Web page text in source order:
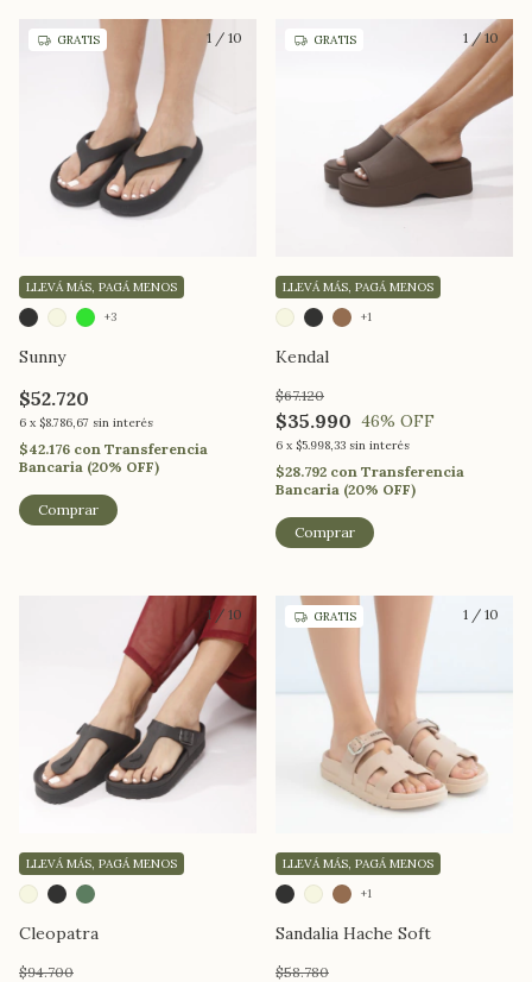
1 / 10
GRATIS
Sunny
$52.720
6 x $8.786,67 sin interés
LLEVÁ MÁS, PAGÁ MENOS
$42.176 con Transferencia
Bancaria (20% OFF)
+3
Comprar
1 /10
GRATIS
Kendal
$35.990
$67.120
46% OFF
6 x $5.998,33 sin interés
LLEVÁ MÁS, PAGÁ MENOS
$28.792 con Transferencia
Bancaria (20% OFF)
+1
Comprar
1/ 10
Cleopatra
$94.700
LLEVÁ MÁS, PAGÁ MENOS
1 / 10
GRATIS
Sandalia Hache Soft
$58.780
LLEVÁ MÁS, PAGÁ MENOS
+1